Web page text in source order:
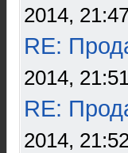
2014,
RE:
2014,
RE:
2014,